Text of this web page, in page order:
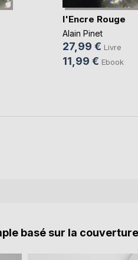
l'Encre Rouge
Alain Pinet
27,99 € Livre
11,99 € Ebook
basé sur la